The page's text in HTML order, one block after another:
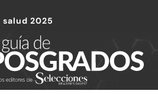
salud 2025